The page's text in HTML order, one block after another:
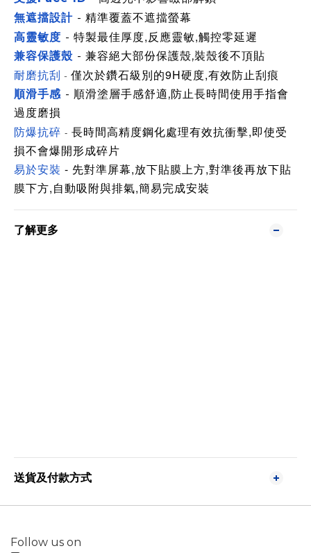
無遮擋設計 - 精準覆蓋不遮擋螢幕
高靈敏度 - 特製最佳厚度,反應靈敏,觸控零延遲
兼容保護殼 - 兼容絕大部份保護殼,裝殼後不頂貼
耐磨抗刮 - 僅次於鑽石級別的9H硬度,有效防止刮痕
順滑手感 - 順滑塗層手感舒適,防止長時間使用手指會
過度磨損
防爆抗碎 - 長時間高精度鋼化處理有效抗衝擊,即使受
損不會爆開形成碎片
易於安裝 - 先對準屏幕,放下貼膜上方,對準後再放下貼
膜下方,自動吸附與排氣,簡易完成安裝
了解更多
送貨及付款方式
Follow us on